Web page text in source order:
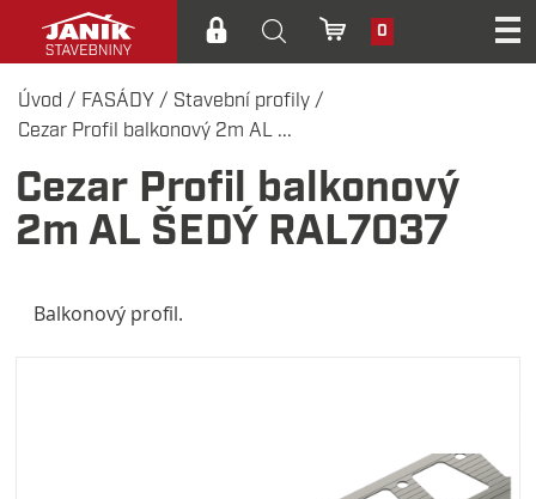
0
Úvod / FASÁDY / Stavební profily /
Cezar Profil balkonový 2m AL ...
Cezar Profil balkonový
2m AL ŠEDÝ RAL7037
Balkonový profil.